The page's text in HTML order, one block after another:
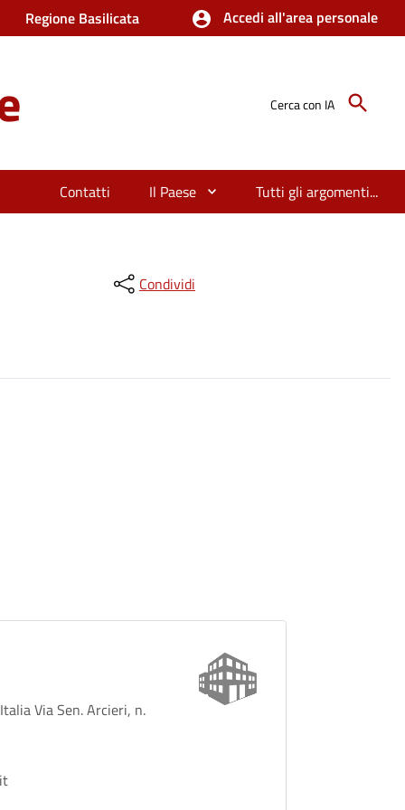
Regione Basilicata Accedi all'area personale
Cerca con IA
Contatti Il Paese Tutti gli argomenti...
Condividi
Via Sen. Arcieri, n.